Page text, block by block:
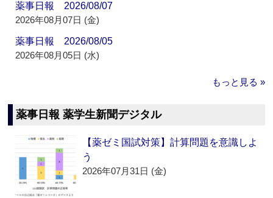
薬事日報 2026/08/07
2026年08月07日 (金)
薬事日報 2026/08/05
2026年08月05日 (水)
もっと見る »
薬事日報 薬学生新聞デジタル
【薬ゼミ国試対策】計算問題を意識しよ
う
2026年07月31日 (金)